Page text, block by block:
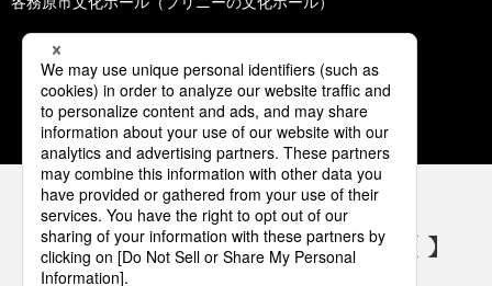
1 2 3 4 5
パナソニックの電気設備 SNSアカウント